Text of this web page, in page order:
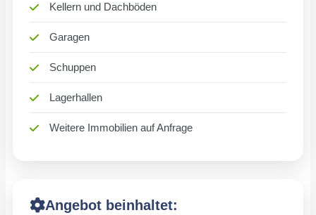
Kellern und Dachböden
Garagen
Schuppen
Lagerhallen
Weitere Immobilien auf Anfrage
Angebot beinhaltet: